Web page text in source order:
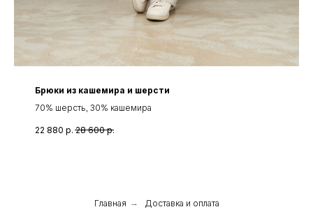
Брюки из кашемира и шерсти
70% шерсть, 30% кашемира
22 880 р. 28 600 р.
Главная → Доставка и оплата